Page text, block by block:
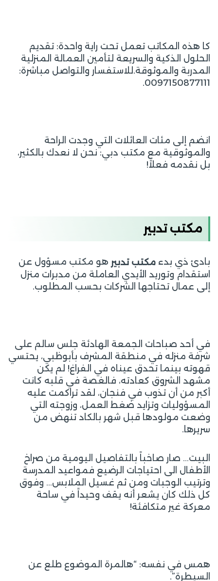
كا هذه المكاتب تعمل تحت راية واحدة: تقديم
الحلول الذكية والسريعة لتأمين العمالة المنزلية
المدربة والموثوقة.للاستفسار والتواصل مباشرة:
0097150877111.
انضم إلى مئات العائلات التي وجدت الراحة
والموثوقية مع مكتب دبي: نحن لا نعدك بالكثير،
بل نقدمه فعلاً!
مكتب تدبير
بادئ ذي بدء مكتب تدبير هو مكتب مسؤول عن
استقدام وتوريد الأيدي العاملة من مدبرات منزل
إلى عمال تحتاجها الشركات بحسب المطلوب.
في أحد صباحات الجمعة الهادئة جلس سالم على
شرفة منزله في منطقة المشرف بأبوظبي، يحتسي
قهوته بينما تحدق عيناه في الفراغ! لم يكن
مشهد الشروق كعادته، فالغصة في قلبه كانت
أكبر من أن تذوب في فنجان، لقد تراكمت عليه
المسؤوليات وتزايد ضغط العمل، وزوجته التي
وضعت مولودها قبل شهر بالكاد تنهض من
سريرها.
البيت… صار صاخباً بالتفاصيل اليومية من صراخ
الأطفال الى احتياجات الرضيع فمواعيد المدرسة
وترتيب الوجبات ومن ثم غسيل الملابس… وفوق
كل ذلك كان يشعر أنه يقف وحيداً في ساحة
معركة غير متكافئة!
همس في نفسه: “هالمرة الموضوع طلع عن
السيطرة”.